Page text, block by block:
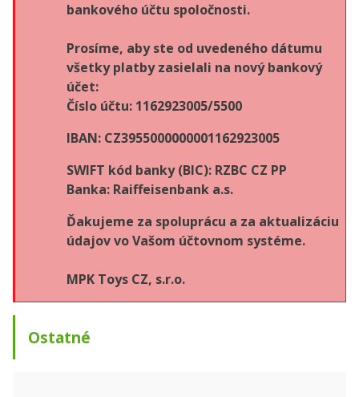
bankového účtu spoločnosti.
Prosíme, aby ste od uvedeného dátumu
všetky platby zasielali na nový bankový
účet:
Číslo účtu: 1162923005/5500
IBAN: CZ3955000000001162923005
SWIFT kód banky (BIC): RZBC CZ PP
Banka: Raiffeisenbank a.s.
Ďakujeme za spoluprácu a za aktualizáciu
údajov vo Vašom účtovnom systéme.
MPK Toys CZ, s.r.o.
Ostatné